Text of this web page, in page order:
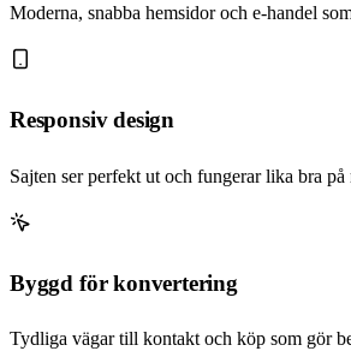
Moderna, snabba hemsidor och e-handel
Responsiv design
Sajten ser perfekt ut och fungerar lika bra
Byggd för konvertering
Tydliga vägar till kontakt och köp som gör